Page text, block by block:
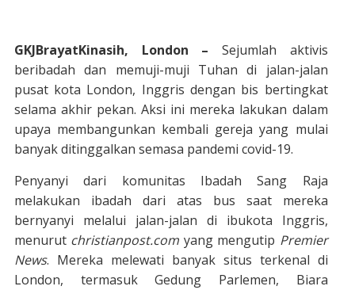
GKJBrayatKinasih, London – Sejumlah aktivis
beribadah dan memuji-muji Tuhan di jalan-jalan
pusat kota London, Inggris dengan bis bertingkat
selama akhir pekan. Aksi ini mereka lakukan dalam
upaya membangunkan kembali gereja yang mulai
banyak ditinggalkan semasa pandemi covid-19.
Penyanyi dari komunitas Ibadah Sang Raja
melakukan ibadah dari atas bus saat mereka
bernyanyi melalui jalan-jalan di ibukota Inggris,
menurut christianpost.com yang mengutip Premier
News. Mereka melewati banyak situs terkenal di
London, termasuk Gedung Parlemen, Biara